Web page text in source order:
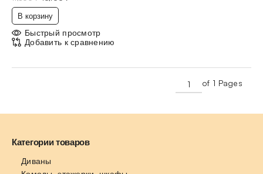
В корзину
Быстрый просмотр
Добавить к сравнению
of 1 Pages
Категории товаров
Диваны